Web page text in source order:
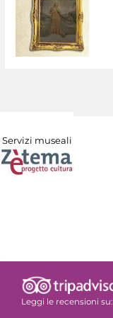
Servizi museali
Leggi le recensioni su: